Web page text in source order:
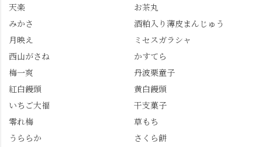
天楽
お茶丸
みかさ
酒粕入り薄皮まんじゅう
月映え
ミセスガラシャ
西山がさね
かすてら
梅一爽
丹波栗童子
紅白饅頭
黄白饅頭
いちご大福
干支菓子
零れ梅
草もち
うららか
さくら餅